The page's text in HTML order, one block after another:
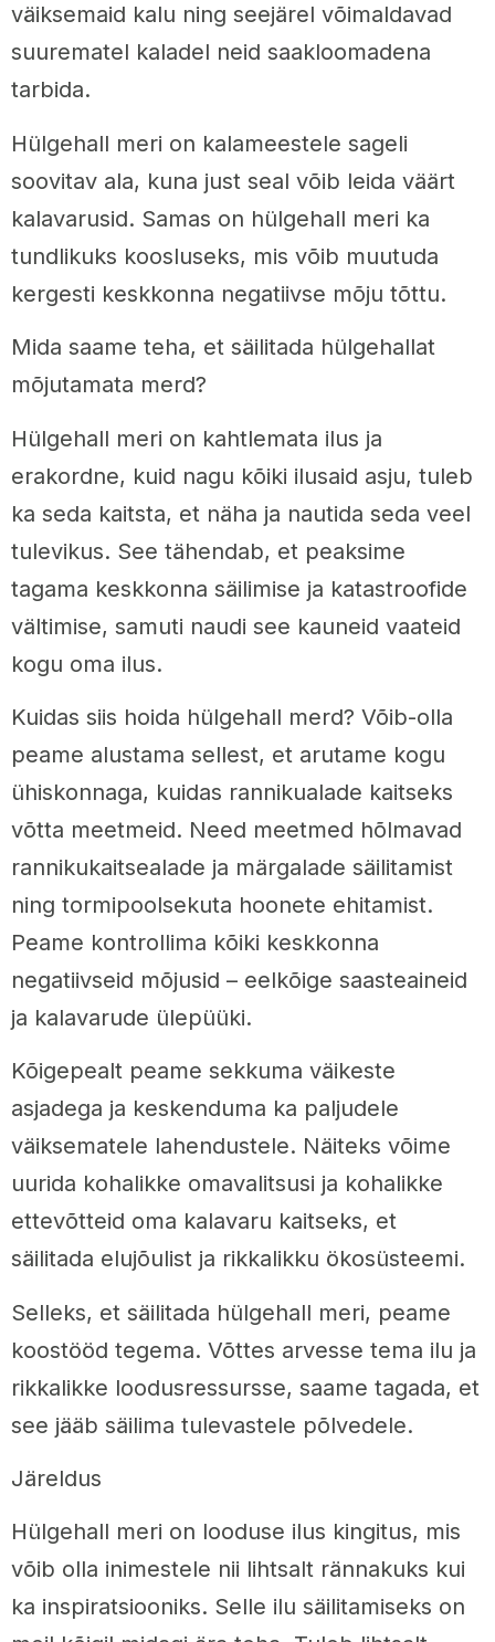
väiksemaid kalu ning seejärel võimaldavad
suurematel kaladel neid saakloomadena
tarbida.
Hülgehall meri on kalameestele sageli
soovitav ala, kuna just seal võib leida väärt
kalavarusid. Samas on hülgehall meri ka
tundlikuks koosluseks, mis võib muutuda
kergesti keskkonna negatiivse mõju tõttu.
Mida saame teha, et säilitada hülgehallat
mõjutamata merd?
Hülgehall meri on kahtlemata ilus ja
erakordne, kuid nagu kõiki ilusaid asju, tuleb
ka seda kaitsta, et näha ja nautida seda veel
tulevikus. See tähendab, et peaksime
tagama keskkonna säilimise ja katastroofide
vältimise, samuti naudi see kauneid vaateid
kogu oma ilus.
Kuidas siis hoida hülgehall merd? Võib-olla
peame alustama sellest, et arutame kogu
ühiskonnaga, kuidas rannikualade kaitseks
võtta meetmeid. Need meetmed hõlmavad
rannikukaitsealade ja märgalade säilitamist
ning tormipoolsekuta hoonete ehitamist.
Peame kontrollima kõiki keskkonna
negatiivseid mõjusid – eelkõige saasteaineid
ja kalavarude ülepüüki.
Kõigepealt peame sekkuma väikeste
asjadega ja keskenduma ka paljudele
väiksematele lahendustele. Näiteks võime
uurida kohalikke omavalitsusi ja kohalikke
ettevõtteid oma kalavaru kaitseks, et
säilitada elujõulist ja rikkalikku ökosüsteemi.
Selleks, et säilitada hülgehall meri, peame
koostööd tegema. Võttes arvesse tema ilu ja
rikkalikke loodusressursse, saame tagada, et
see jääb säilima tulevastele põlvedele.
Järeldus
Hülgehall meri on looduse ilus kingitus, mis
võib olla inimestele nii lihtsalt rännakuks kui
ka inspiratsiooniks. Selle ilu säilitamiseks on